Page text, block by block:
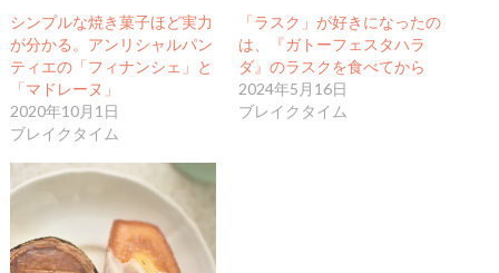
シンプルな焼き菓子ほど実力
が分かる。アンリシャルパン
ティエの「フィナンシェ」と
「マドレーヌ」
2020年10月1日
ブレイクタイム
「ラスク」が好きになったの
は、『ガトーフェスタハラ
ダ』のラスクを食べてから
2024年5月16日
ブレイクタイム